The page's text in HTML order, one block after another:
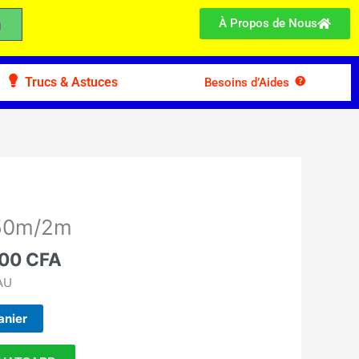
À Propos de Nous
Trucs & Astuces Besoins d’Aides
2m
CFA.
CFA
prix
actuel